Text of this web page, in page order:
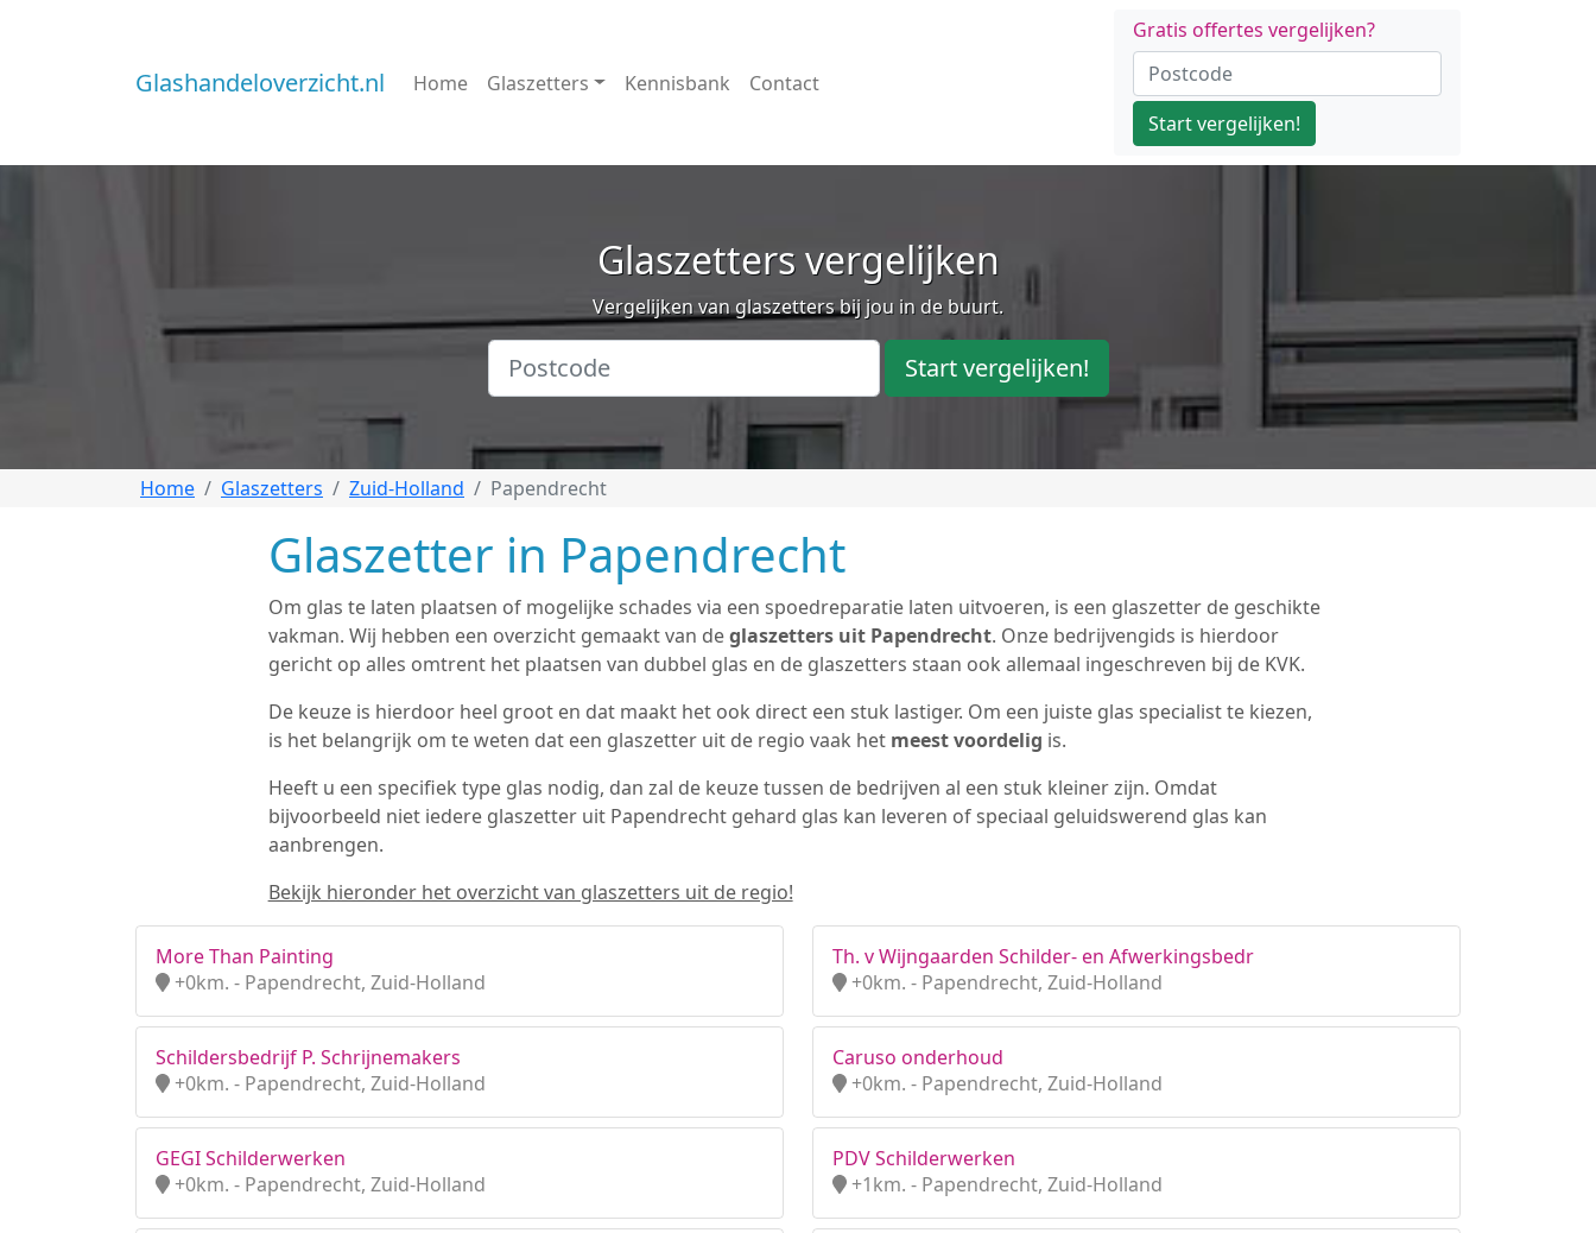
Glashandeloverzicht.nl Home Glaszetters Kennisbank Contact
Gratis offertes vergelijken?
Start vergelijken!
Glaszetters vergelijken
Vergelijken van glaszetters bij jou in de buurt.
Start vergelijken!
Home Glaszetters Zuid-Holland Papendrecht
Glaszetter in Papendrecht
Om glas te laten plaatsen of mogelijke schades via een spoedreparatie laten uitvoeren, is een glaszetter de geschikte
vakman. Wij hebben een overzicht gemaakt van deglaszetters uit Papendrecht. Onze bedrijvengids is hierdoor
gericht op alles omtrent het plaatsen van dubbel glas en de glaszetters staan ook allemaal ingeschreven bij de KVK.
De keuze is hierdoor heel groot en dat maakt het ook direct een stuk lastiger. Om een juiste glas specialist te kiezen,
is het belangrijk om te weten dat een glaszetter uit de regio vaak het meest voordelig is.
Heeft u een specifiek type glas nodig, dan zal de keuze tussen de bedrijven al een stuk kleiner zijn. Omdat
bijvoorbeeld niet iedere glaszetter uit Papendrecht gehard glas kan leveren of speciaal geluidswerend glas kan
aanbrengen.
Bekijk hieronder het overzicht van glaszetters uit de regio!
More Than Painting
+0km. - Papendrecht, Zuid-Holland
Th. v Wijngaarden Schilder- en Afwerkingsbedr
+0km. - Papendrecht, Zuid-Holland
Schildersbedrijf P. Schrijnemakers
+0km. - Papendrecht, Zuid-Holland
Caruso onderhoud
+0km. - Papendrecht, Zuid-Holland
GEGI Schilderwerken
+0km. - Papendrecht, Zuid-Holland
PDV Schilderwerken
+1km. - Papendrecht, Zuid-Holland